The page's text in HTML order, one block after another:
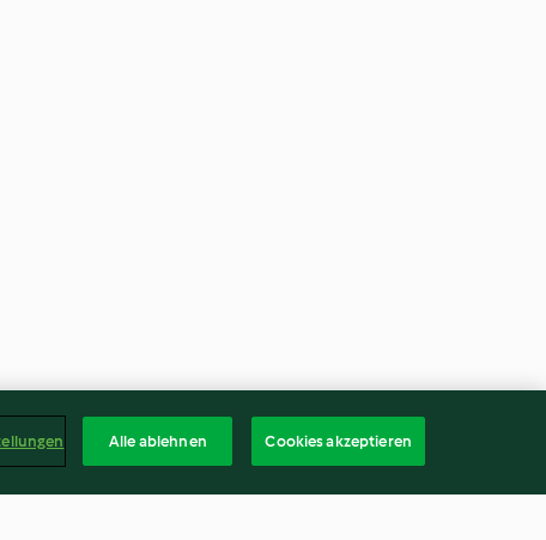
Alle ablehnen Cookies akzeptieren